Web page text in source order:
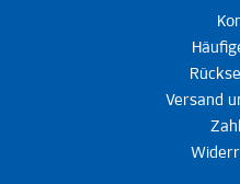
Versand